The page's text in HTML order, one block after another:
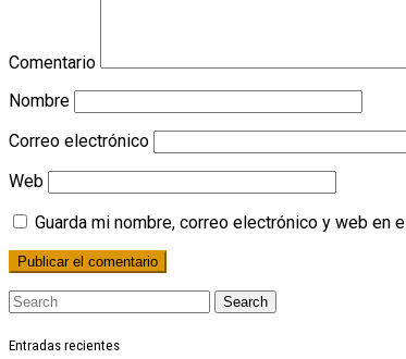
Comentario
Nombre
Correo electrónico
Web
Guarda mi nombre, correo electrónico y web en
Search
Entradas recientes